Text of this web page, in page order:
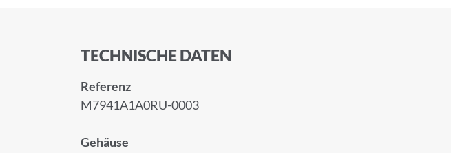
TECHNISCHE DATEN
Referenz
M7941A1A0RU-0003
Gehäuse